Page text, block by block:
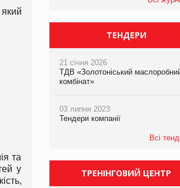
та
у
ТЕНДЕРИ
21 січня 2026
ТДВ «Золотоніський
комбінат»
03 липня 2023
Тендери компанії
Всі
ТРЕНІНГОВИЙ ЦЕНТР